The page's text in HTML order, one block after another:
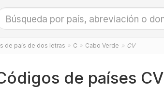
de país de dos letras C Cabo Verde CV
de países CV